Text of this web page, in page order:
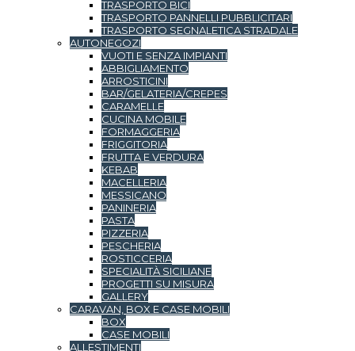
TRASPORTO BICI
TRASPORTO PANNELLI PUBBLICITARI
TRASPORTO SEGNALETICA STRADALE
AUTONEGOZI
VUOTI E SENZA IMPIANTI
ABBIGLIAMENTO
ARROSTICINI
BAR/GELATERIA/CREPES
CARAMELLE
CUCINA MOBILE
FORMAGGERIA
FRIGGITORIA
FRUTTA E VERDURA
KEBAB
MACELLERIA
MESSICANO
PANINERIA
PASTA
PIZZERIA
PESCHERIA
ROSTICCERIA
SPECIALITÀ SICILIANE
PROGETTI SU MISURA
GALLERY
CARAVAN, BOX E CASE MOBILI
BOX
CASE MOBILI
ALLESTIMENTI